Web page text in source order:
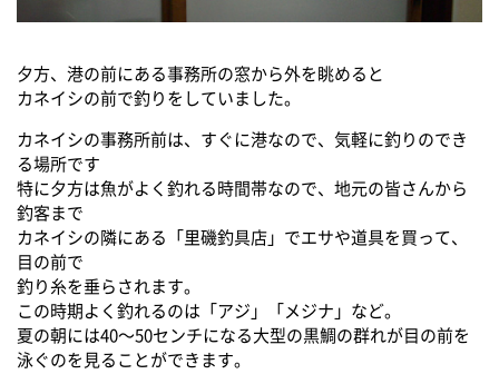
夕方、港の前にある事務所の窓から外を眺めると
カネイシの前で釣りをしていました。
カネイシの事務所前は、すぐに港なので、気軽に釣りのでき
る場所です
特に夕方は魚がよく釣れる時間帯なので、地元の皆さんから
釣客まで
カネイシの隣にある「里磯釣具店」でエサや道具を買って、
目の前で
釣り糸を垂らされます。
この時期よく釣れるのは「アジ」「メジナ」など。
夏の朝には40～50センチになる大型の黒鯛の群れが目の前を
泳ぐのを見ることができます。